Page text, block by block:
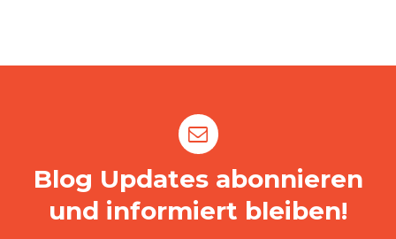
Blog Updates abonnieren
und informiert bleiben!